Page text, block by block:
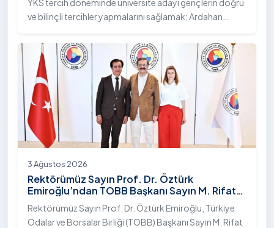
YKS tercih döneminde üniversite adayı gençlerin doğru
ve bilinçli tercihler yapmalarını sağlamak; Ardahan
çeşitliliğini ve nitelikli imkânlarını aktarmak üzere Ülke TV
ekranlarında yayımlanan "Genç Vizyon" programına
canlı yayın konuğu olarak katıldı.
3 Ağustos 2026
Rektörümüz Sayın Prof. Dr. Öztürk
Emiroğlu’ndan TOBB Başkanı Sayın M. Rifat
Hisarcıklıoğlu’na Ziyaret
Rektörümüz Sayın Prof. Dr. Öztürk Emiroğlu, Türkiye
Odalar ve Borsalar Birliği (TOBB) Başkanı Sayın M. Rifat